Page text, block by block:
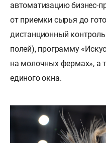
автоматизацию бизнес-
от приемки сырья до
дистанционный
полей), программу
на молочных фермах», а
единого окна.